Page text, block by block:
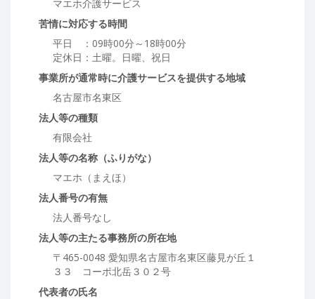
マエホ介護サービス
苦情に対応する時間
平日 ：09時00分～18時00分
定休日：土曜。日曜、祝日
事業所が通常時に介護サービスを提供する地域
名古屋市名東区
法人等の種類
有限会社
法人等の名称（ふりがな）
マエホ（まえほ）
法人番号の有無
法人番号なし
法人等の主たる事務所の所在地
〒465-0048 愛知県名古屋市名東区藤見が丘１
３３ コーポ北岳３０２号
代表者の氏名